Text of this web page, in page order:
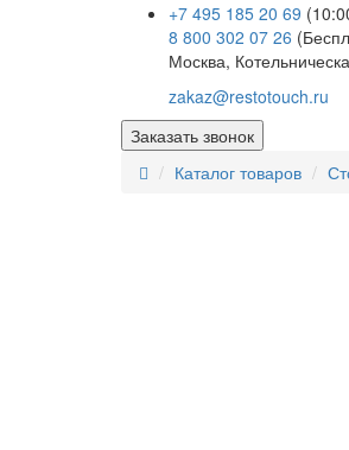
+7 495 185 20 69
8 800 302 07 26
Москва,
zakaz@restotouch.ru
Заказать звонок
Каталог товаров